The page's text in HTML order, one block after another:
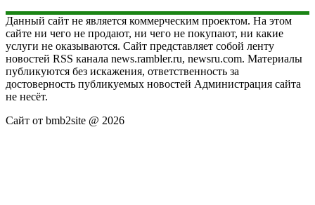
Данный сайт не является коммерческим проектом. На этом
сайте ни чего не продают, ни чего не покупают, ни какие
услуги не оказываются. Сайт представляет собой ленту
новостей RSS канала news.rambler.ru, newsru.com. Материалы
публикуются без искажения, ответственность за
достоверность публикуемых новостей Администрация сайта
не несёт.
Сайт от bmb2site @ 2026